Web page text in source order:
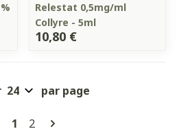
Relestat 0,5mg/ml
Collyre - 5ml
10,80 €
Pages
Vous lisez actuellement la
1 Page
2
par page